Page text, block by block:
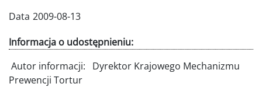
Data 2009-08-13
Informacja o udostępnieniu:
Autor informacji:
Dyrektor Krajowego Mechanizmu
Prewencji Tortur